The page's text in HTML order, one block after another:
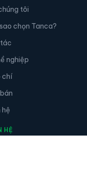
tôi
chọn Tanca?
nghiệp
chí
hệ
HỆ